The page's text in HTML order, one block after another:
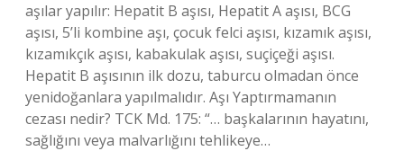
aşılar yapılır: Hepatit B aşısı, Hepatit A aşısı, BCG
aşısı, 5’li kombine aşı, çocuk felci aşısı, kızamık aşısı,
kızamıkçık aşısı, kabakulak aşısı, suçiçeği aşısı.
Hepatit B aşısının ilk dozu, taburcu olmadan önce
yenidoğanlara yapılmalıdır. Aşı Yaptırmamanın
cezası nedir? TCK Md. 175: “… başkalarının hayatını,
sağlığını veya malvarlığını tehlikeye…